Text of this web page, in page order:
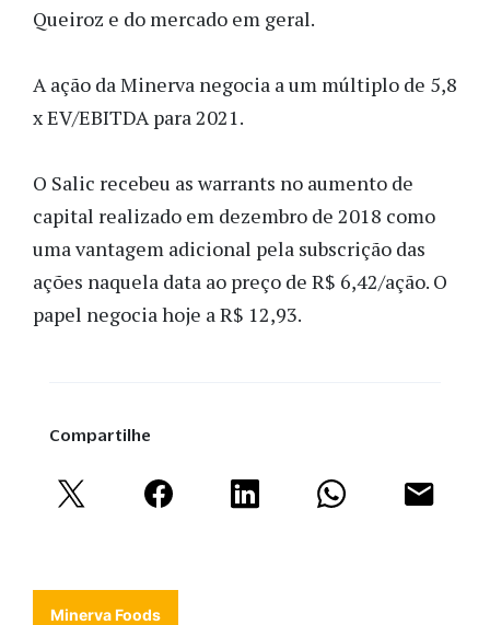
Queiroz e do mercado em geral.
A ação da Minerva negocia a um múltiplo de 5,8
x EV/EBITDA para 2021.
O Salic recebeu as warrants no aumento de
capital realizado em dezembro de 2018 como
uma vantagem adicional pela subscrição das
ações naquela data ao preço de R$ 6,42/ação. O
papel negocia hoje a R$ 12,93.
Compartilhe
Minerva Foods